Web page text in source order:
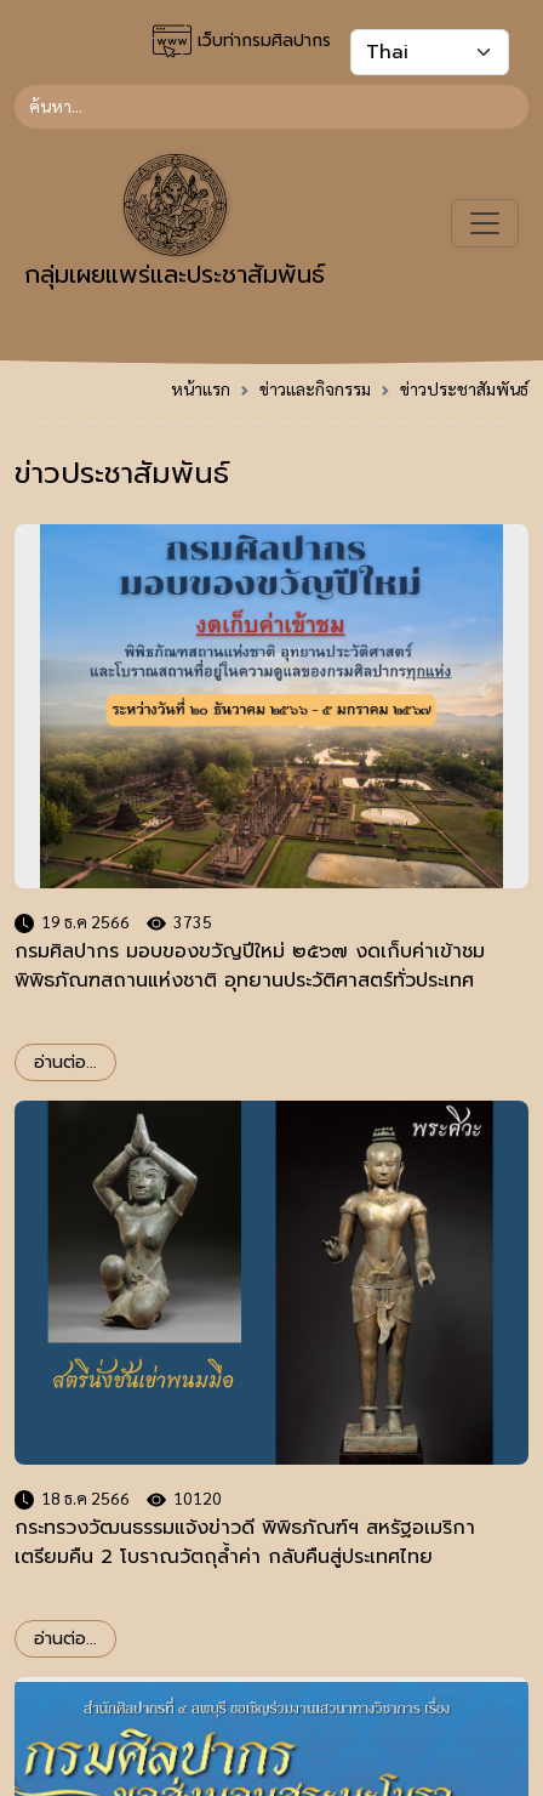
เว็บท่ากรมศิลปากร
กลุ่มเผยแพร่และประชาสัมพันธ์
หน้าแรก ข่าวและกิจกรรม ข่าวประชาสัมพันธ์
ข่าวประชาสัมพันธ์
19 ธ.ค 2566 3735
กรมศิลปากร มอบของขวัญปีใหม่ ๒๕๖๗ งดเก็บค่าเข้าชม
พิพิธภัณฑสถานแห่งชาติ อุทยานประวัติศาสตร์ทั่วประเทศ
อ่านต่อ...
18 ธ.ค 2566 10120
กระทรวงวัฒนธรรมแจ้งข่าวดี พิพิธภัณฑ์ฯ สหรัฐอเมริกา
เตรียมคืน 2 โบราณวัตถุล้ำค่า กลับคืนสู่ประเทศไทย
อ่านต่อ...